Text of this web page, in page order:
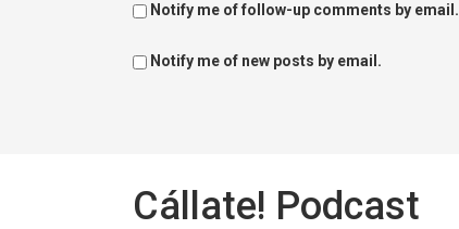
Notify me of follow-up comments by email.
Notify me of new posts by email.
Cállate! Podcast